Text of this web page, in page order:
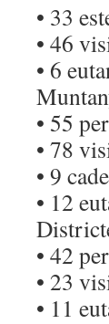
• 33
• 46
• 6
• 55
• 78
• 9
• 12
• 42
• 23
• 11